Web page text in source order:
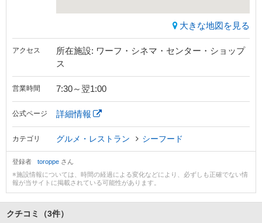
大きな地図を見る
アクセス
所在施設: ワーフ・シネマ・センター・ショップ
ス
営業時間 7:30～翌1:00
公式ページ 詳細情報
カテゴリ グルメ・レストラン シーフード
登録者 toroppe さん
※施設情報については、時間の経過による変化などにより、必ずしも正確でない情
報が当サイトに掲載されている可能性があります。
クチコミ （3件）